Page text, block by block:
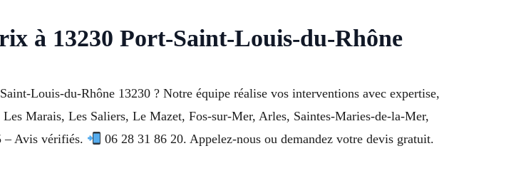
à 13230 Port-Saint-Louis-du-Rhône
Louis-du-Rhône 13230 ? Notre équipe réalise vos interventions avec expertise,
Marais, Les Saliers, Le Mazet, Fos-sur-Mer, Arles, Saintes-Maries-de-la-Mer,
– Avis vérifiés. 06 28 31 86 20. Appelez-nous ou demandez votre devis gratuit.